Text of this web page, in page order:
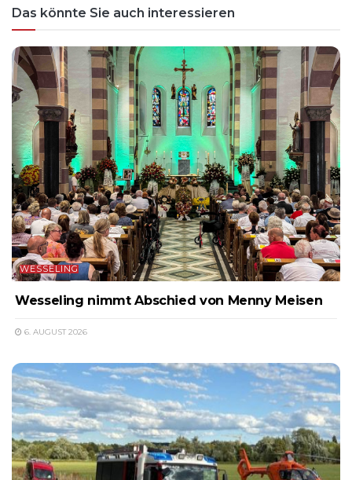
Das könnte Sie auch interessieren
WESSELING
Wesseling nimmt Abschied von Menny Meisen
6. AUGUST 2026